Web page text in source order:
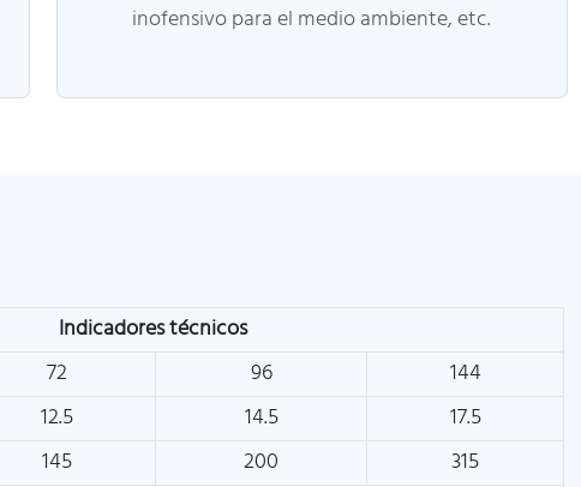
inofensivo para el medio ambiente, etc.
Indicadores técnicos
72 96
144
12.5 14.5
17.5
145 200
315